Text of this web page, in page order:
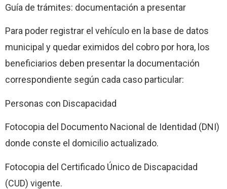
Guía de trámites: documentación a presentar
Para poder registrar el vehículo en la base de datos
municipal y quedar eximidos del cobro por hora, los
beneficiarios deben presentar la documentación
correspondiente según cada caso particular:
Personas con Discapacidad
Fotocopia del Documento Nacional de Identidad (DNI)
donde conste el domicilio actualizado.
Fotocopia del Certificado Único de Discapacidad
(CUD) vigente.